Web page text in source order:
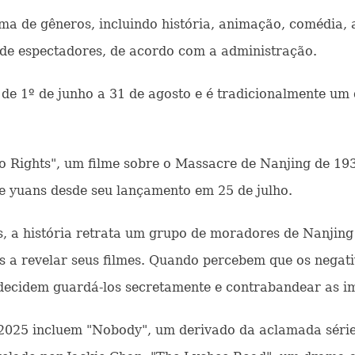
de gêneros, incluindo história, animação, comédia,
espectadores, de acordo com a administração.
1º de junho a 31 de agosto e é tradicionalmente
um filme sobre o Massacre de Nanjing de
desde seu lançamento em 25 de julho.
a história retrata um grupo de moradores de
revelar seus filmes. Quando percebem que os
guardá-los secretamente e contrabandear as
incluem "Nobody", um derivado da aclamada